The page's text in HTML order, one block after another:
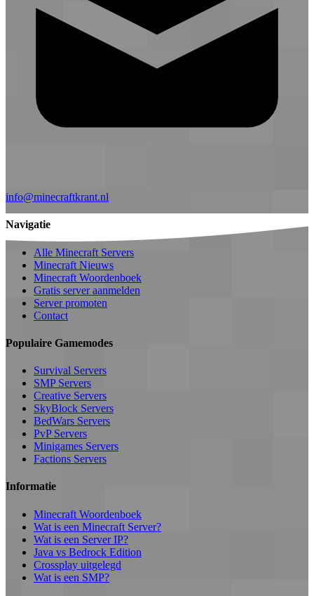
info@minecraftkrant.nl
Navigatie
Alle Minecraft Servers
Minecraft Nieuws
Minecraft Woordenboek
Gratis server aanmelden
Server promoten
Contact
Populaire Gamemodes
Survival Servers
SMP Servers
Creative Servers
SkyBlock Servers
BedWars Servers
PvP Servers
Minigames Servers
Factions Servers
Informatie
Minecraft Woordenboek
Wat is een Minecraft Server?
Wat is een Server IP?
Java vs Bedrock Edition
Crossplay uitgelegd
Wat is een SMP?